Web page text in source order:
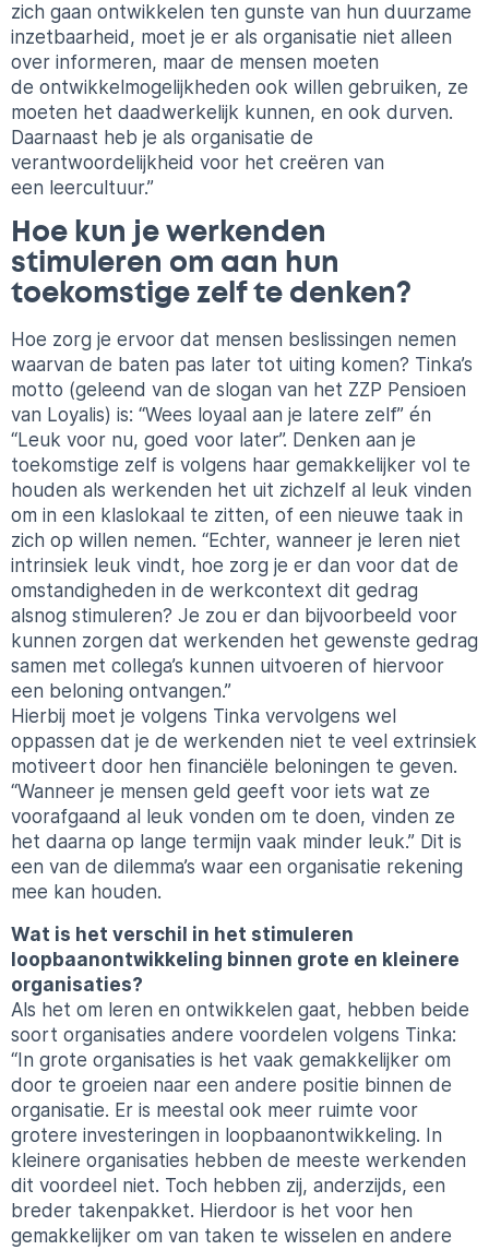
zich gaan ontwikkelen ten gunste van hun duurzame
inzetbaarheid, moet je er als organisatie niet alleen
over informeren, maar de mensen moeten
de ontwikkelmogelijkheden ook willen gebruiken, ze
moeten het daadwerkelijk kunnen, en ook durven.
Daarnaast heb je als organisatie de
verantwoordelijkheid voor het creëren van
een leercultuur.”
Hoe kun je werkenden
stimuleren om aan hun
toekomstige zelf te denken?
Hoe zorg je ervoor dat mensen beslissingen nemen
waarvan de baten pas later tot uiting komen? Tinka’s
motto (geleend van de slogan van het ZZP Pensioen
van Loyalis) is: “Wees loyaal aan je latere zelf” én
“Leuk voor nu, goed voor later”. Denken aan je
toekomstige zelf is volgens haar gemakkelijker vol te
houden als werkenden het uit zichzelf al leuk vinden
om in een klaslokaal te zitten, of een nieuwe taak in
zich op willen nemen. “Echter, wanneer je leren niet
intrinsiek leuk vindt, hoe zorg je er dan voor dat de
omstandigheden in de werkcontext dit gedrag
alsnog stimuleren? Je zou er dan bijvoorbeeld voor
kunnen zorgen dat werkenden het gewenste gedrag
samen met collega’s kunnen uitvoeren of hiervoor
een beloning ontvangen.”
Hierbij moet je volgens Tinka vervolgens wel
oppassen dat je de werkenden niet te veel extrinsiek
motiveert door hen financiële beloningen te geven.
“Wanneer je mensen geld geeft voor iets wat ze
voorafgaand al leuk vonden om te doen, vinden ze
het daarna op lange termijn vaak minder leuk.” Dit is
een van de dilemma’s waar een organisatie rekening
mee kan houden.
Wat is het verschil in het stimuleren
loopbaanontwikkeling binnen grote en kleinere
organisaties?
Als het om leren en ontwikkelen gaat, hebben beide
soort organisaties andere voordelen volgens Tinka:
“In grote organisaties is het vaak gemakkelijker om
door te groeien naar een andere positie binnen de
organisatie. Er is meestal ook meer ruimte voor
grotere investeringen in loopbaanontwikkeling. In
kleinere organisaties hebben de meeste werkenden
dit voordeel niet. Toch hebben zij, anderzijds, een
breder takenpakket. Hierdoor is het voor hen
gemakkelijker om van taken te wisselen en andere